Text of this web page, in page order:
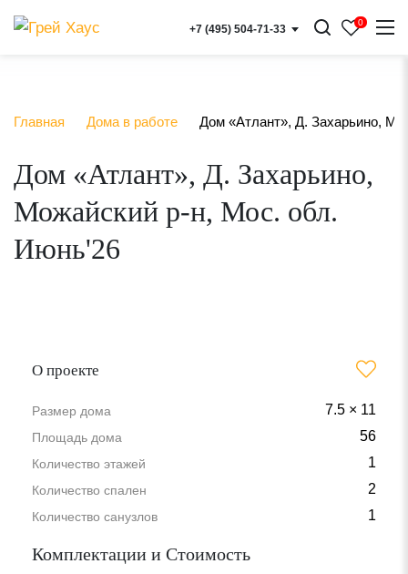
] } }
+7 (495) 504-71-33
0
Главная Дома в работе Дом «Атлант», Д. Захарьино,
Дом «Атлант», Д. Захарьино,
Можайский р-н, Мос. обл.
Июнь'26
О проекте
Размер дома 7.5 × 11
Площадь дома 56
Количество этажей 1
Количество спален 2
Количество санузлов 1
Комплектации и Стоимость